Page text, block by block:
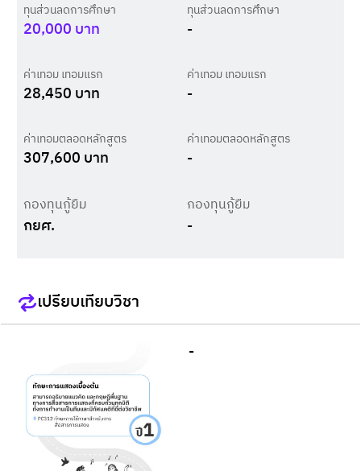
ทุนส่วนลดการศึกษา
20,000 บาท
ค่าเทอม เทอมแรก
28,450 บาท
ค่าเทอมตลอดหลักสูตร
307,600 บาท
กองทุนกู้ยืม
กยศ.
ทุนส่วนลดการศึกษา
-
ค่าเทอม เทอมแรก
-
ค่าเทอมตลอดหลักสูตร
-
กองทุนกู้ยืม
-
เปรียบเทียบวิชา
-